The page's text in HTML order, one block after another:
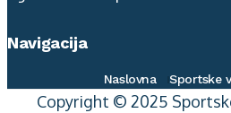
Navigacija
Naslovna Sportske
Copyright © 2025